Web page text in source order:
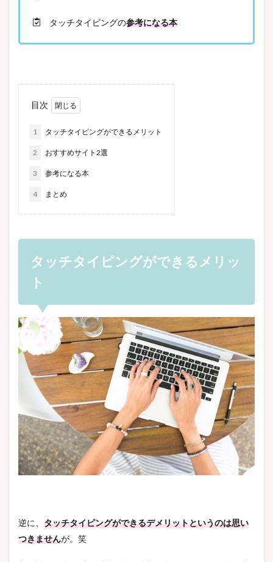
タッチタイピングの参考になる本
目次
1 タッチタイピングができるメリット
2 おすすめサイト2選
3 参考になる本
4 まとめ
タッチタイピングができるメリッ
ト
逆に、 タッチタイピングができるデメリットというのは思い
つきませんが。笑